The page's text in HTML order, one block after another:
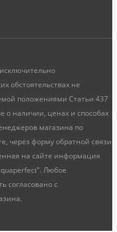
обстоятельствах не
положениями Статьи 437
о наличии, ценах и способах
магазина по
через форму обратной связи
на сайте информация
Любое
согласовано с